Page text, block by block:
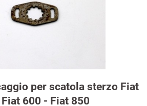
per scatola sterzo Fiat
600 - Fiat 850